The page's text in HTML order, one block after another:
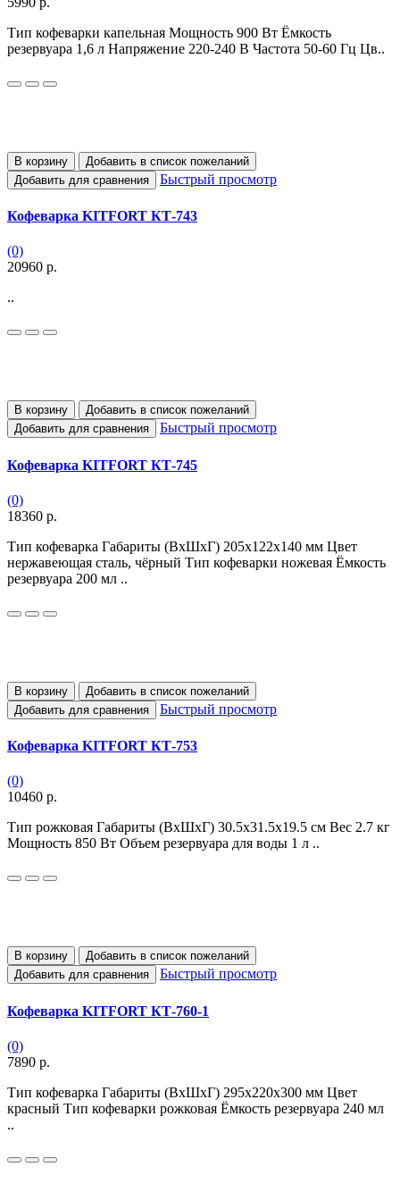
Тип кофеварки капельная Мощность 900 Вт Ёмкость
резервуара 1,6 л Напряжение 220-240 В Частота 50-60 Гц Цв..
В корзину
Добавить в список пожеланий
Добавить для сравнения
Быстрый просмотр
Кофеварка KITFORT КТ-743
(0)
20960 р.
..
В корзину
Добавить в список пожеланий
Добавить для сравнения
Быстрый просмотр
Кофеварка KITFORT КТ-745
(0)
18360 р.
Тип кофеварка Габариты (ВхШхГ) 205х122х140 мм Цвет
нержавеющая сталь, чёрный Тип кофеварки ножевая Ёмкость
резервуара 200 мл ..
В корзину
Добавить в список пожеланий
Добавить для сравнения
Быстрый просмотр
Кофеварка KITFORT КТ-753
(0)
10460 р.
Тип рожковая Габариты (ВхШхГ) 30.5х31.5х19.5 см Вес 2.7 кг
Мощность 850 Вт Объем резервуара для воды 1 л ..
В корзину
Добавить в список пожеланий
Добавить для сравнения
Быстрый просмотр
Кофеварка KITFORT КТ-760-1
(0)
7890 р.
Тип кофеварка Габариты (ВхШхГ) 295х220х300 мм Цвет
красный Тип кофеварки рожковая Ёмкость резервуара 240 мл
..